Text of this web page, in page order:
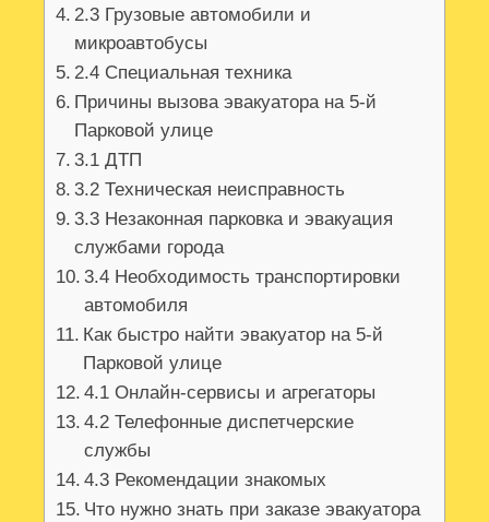
2.3 Грузовые автомобили и
микроавтобусы
2.4 Специальная техника
Причины вызова эвакуатора на 5-й
Парковой улице
3.1 ДТП
3.2 Техническая неисправность
3.3 Незаконная парковка и эвакуация
службами города
3.4 Необходимость транспортировки
автомобиля
Как быстро найти эвакуатор на 5-й
Парковой улице
4.1 Онлайн-сервисы и агрегаторы
4.2 Телефонные диспетчерские
службы
4.3 Рекомендации знакомых
Что нужно знать при заказе эвакуатора